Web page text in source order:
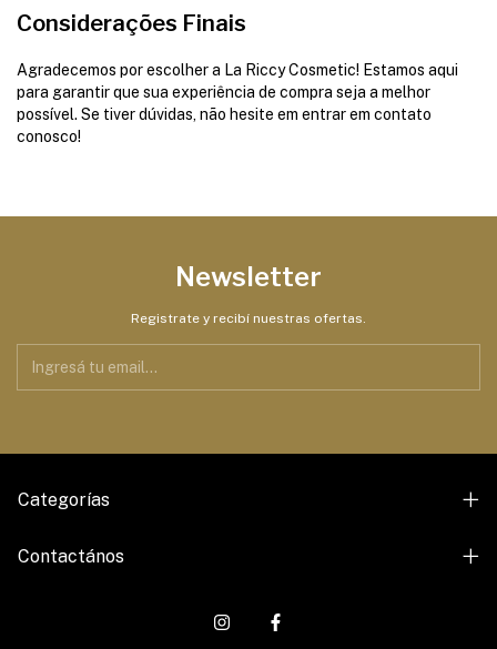
Considerações Finais
Agradecemos por escolher a La Riccy Cosmetic! Estamos aqui
para garantir que sua experiência de compra seja a melhor
possível. Se tiver dúvidas, não hesite em entrar em contato
conosco!
Newsletter
Registrate y recibí nuestras ofertas.
Categorías
Contactános